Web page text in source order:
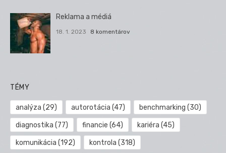
Reklama a médiá
18. 1. 2023 8 komentárov
TÉMY
analýza (29) autorotácia (47) benchmarking (30)
diagnostika (77) financie (64) kariéra (45)
komunikácia (192) kontrola (318)